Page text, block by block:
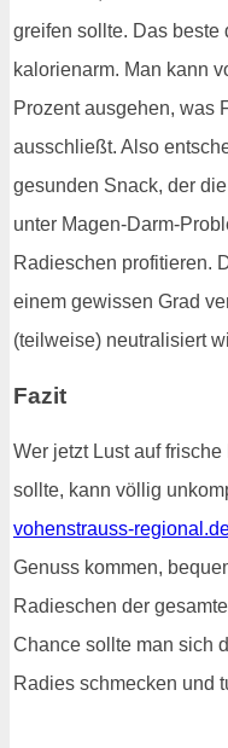
greifen sollte. Das
kalorienarm. Man kann
Prozent ausgehen, was
ausschließt. Also
gesunden Snack, der
unter Magen-Darm-
Radieschen profitieren.
einem gewissen Grad
(teilweise) neutralisiert
Fazit
Wer jetzt Lust auf
sollte, kann völlig
vohenstrauss-
Genuss kommen,
Radieschen der
Chance sollte man sich
Radies schmecken und